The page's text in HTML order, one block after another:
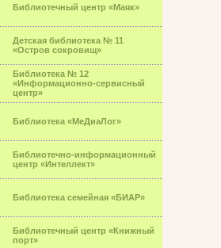
Библиотечный центр «Маяк»
Детская библиотека № 11
«Остров сокровищ»
Библиотека № 12
«Информационно-сервисный
центр»
Библиотека «МеДиаЛог»
Библиотечно-информационный
центр «Интеллект»
Библиотека семейная «БИАР»
Библиотечный центр «Книжный
порт»